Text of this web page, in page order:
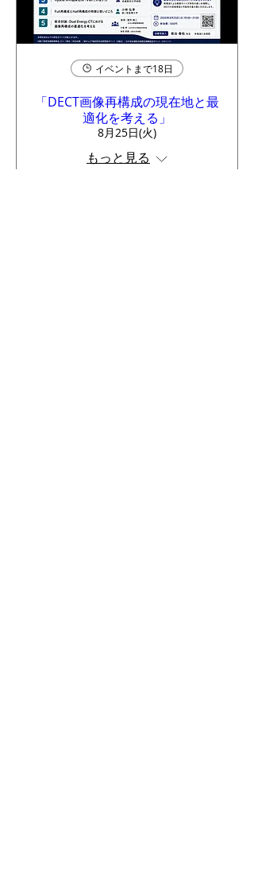
イベントまで18日
「DECT画像再構成の現在地と最
適化を考える」
8月25日(火)
もっと見る